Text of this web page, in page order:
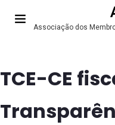
Associação dos
TCE-CE